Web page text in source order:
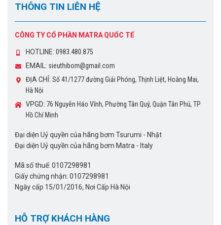
THÔNG TIN LIÊN HỆ
CÔNG TY CỔ PHẦN MATRA QUỐC TẾ
HOTLINE: 0983.480.875
EMAIL: sieuthibom@gmail.com
ĐỊA CHỈ: Số 41/1277 đường Giải Phóng, Thịnh Liệt, Hoàng Mai,
Hà Nội
VPGD: 76 Nguyễn Háo Vĩnh, Phường Tân Quý, Quận Tân Phú, TP
Hồ Chí Minh
Đại diện Uỷ quyền của hãng bơm Tsurumi - Nhật
Đại diện Uỷ quyền của hãng bơm Matra - Italy
Mã số thuế: 0107298981
Giấy chứng nhận: 0107298981
Ngày cấp 15/01/2016, Nơi Cấp Hà Nội
HỖ TRỢ KHÁCH HÀNG